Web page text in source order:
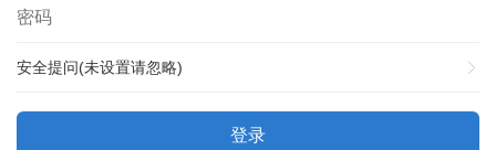
安全提问(未设置请忽略)
登录